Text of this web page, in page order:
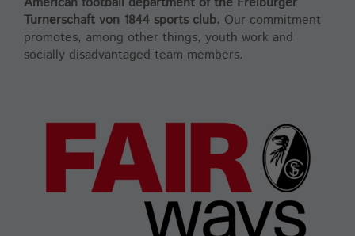
Turnerschaft von 1844 sports club. Our commitment
promotes, among other things, youth work and
socially disadvantaged team members.